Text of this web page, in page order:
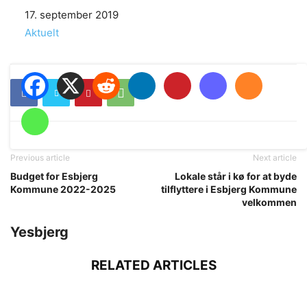
Date
17. september 2019
In relation to
Aktuelt
Previous article
Budget for Esbjerg
Kommune 2022-2025
Next article
Lokale står i kø for at byde
tilflyttere i Esbjerg Kommune
velkommen
Yesbjerg
RELATED ARTICLES